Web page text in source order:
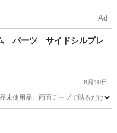
Ad
パーツ サイドシルプレ
8月10日
使用品、両面テープで貼るだけで